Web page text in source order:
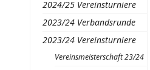
2024/25 Vereinsturniere
2023/24 Verbandsrunde
2023/24 Vereinsturniere
Vereinsmeisterschaft 23/24